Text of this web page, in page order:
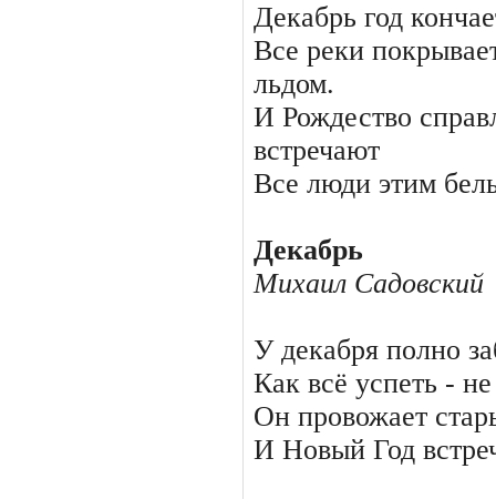
Декабрь год
Все реки
льдом.
И Рождество
встречают
Все люди этим
Декабрь
Михаил Садовский
У декабря полно
Как всё успеть -
Он провожает
И Новый Год